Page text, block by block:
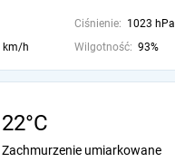
Ciśnienie: 1023 hPa
km/h Wilgotność: 93%
22°C
Zachmurzenie umiarkowane